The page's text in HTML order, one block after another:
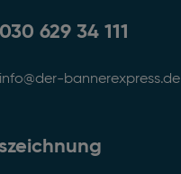
030 629 34 111
info@der-bannerexpress.de